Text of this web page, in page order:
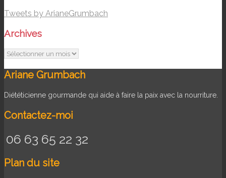
Tweets by ArianeGrumbach
Archives
Archives
Ariane Grumbach
Diététicienne gourmande qui aide à faire la paix avec la nourriture.
Contactez-moi
06 63 65 22 32
Plan du site